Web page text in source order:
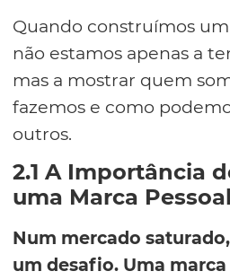
Quando construímos
não estamos apenas a
mas a mostrar quem
fazemos e como
outros.
2.1 A Importância
uma Marca Pessoal
Num mercado
um desafio. Uma